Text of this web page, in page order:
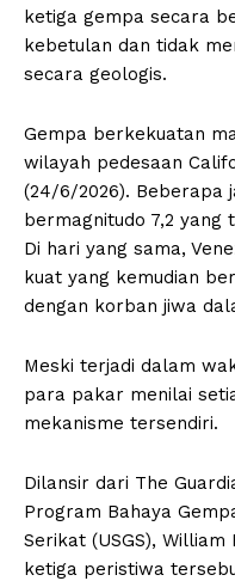
ketiga gempa secara
kebetulan dan tidak
secara geologis.
Gempa berkekuatan
wilayah pedesaan
(24/6/2026). Beberapa
bermagnitudo 7,2 yang
Di hari yang sama,
kuat yang kemudian
dengan korban jiwa
Meski terjadi dalam
para pakar menilai
mekanisme tersendiri.
Dilansir dari The
Program Bahaya
Serikat (USGS),
ketiga peristiwa